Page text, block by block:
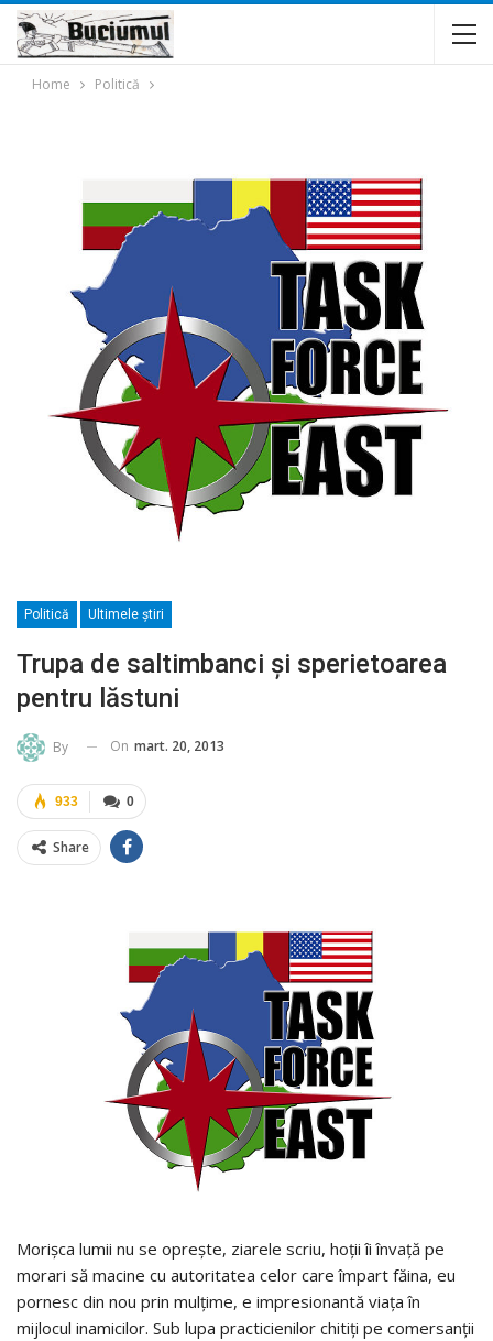
Home Politică
Politică Ultimele ştiri
Trupa de saltimbanci şi sperietoarea
pentru lăstuni
By On mart. 20, 2013
0
933
Share
Morişca lumii nu se opreşte, ziarele scriu, hoţii îi învaţă pe
morari să macine cu autoritatea celor care împart făina, eu
pornesc din nou prin mulţime, e impresionantă viaţa în
mijlocul inamicilor. Sub lupa practicienilor chitiţi pe comersanţii